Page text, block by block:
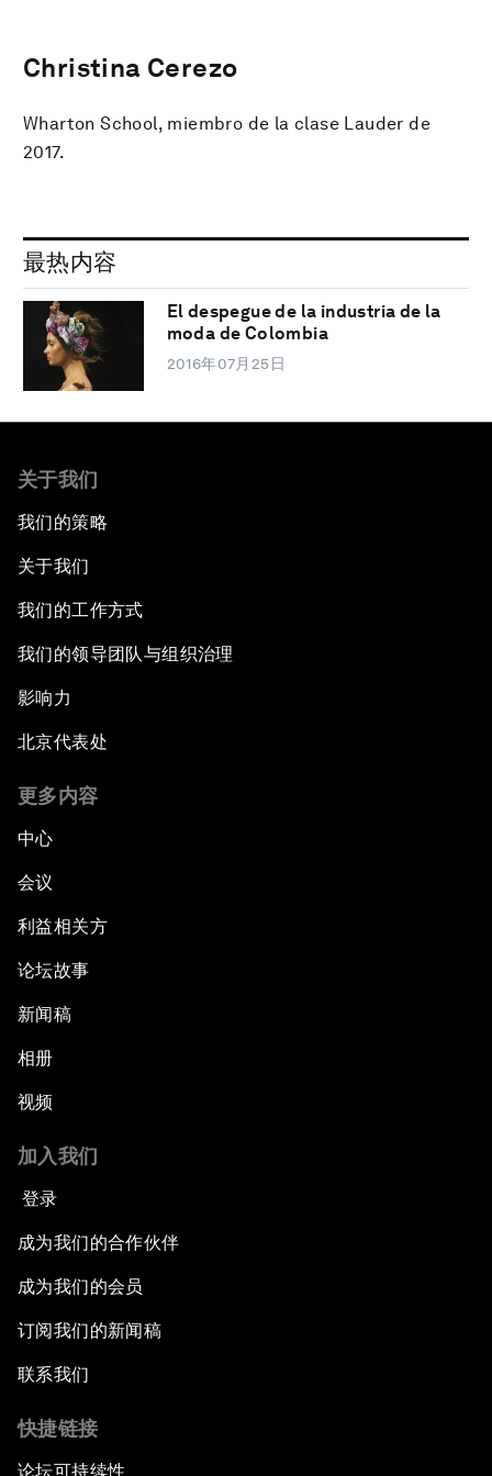
Christina Cerezo
Wharton School, miembro de la clase Lauder de
2017.
最热内容
El despegue de la industria de la
moda de Colombia
2016年07月25日
关于我们
我们的策略
关于我们
我们的工作方式
我们的领导团队与组织治理
影响力
北京代表处
更多内容
中心
会议
利益相关方
论坛故事
新闻稿
相册
视频
加入我们
登录
成为我们的合作伙伴
成为我们的会员
订阅我们的新闻稿
联系我们
快捷链接
论坛可持续性